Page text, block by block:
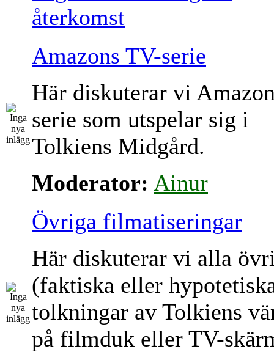
återkomst
Amazons TV-serie
Här diskuterar vi
serie som utspelar sig i
Tolkiens Midgård.
Moderator: Ainur
Övriga filmatiseringar
Här diskuterar vi alla
(faktiska eller
tolkningar av Tolkiens
på filmduk eller TV-